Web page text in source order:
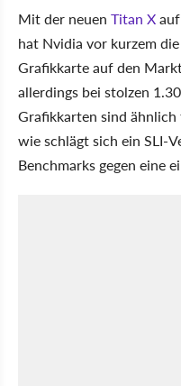
Mit der neuen Titan X
hat Nvidia vor kurzem
Grafikkarte auf den
allerdings bei stolzen
Grafikkarten sind
wie schlägt sich ein SLI-
Benchmarks gegen eine